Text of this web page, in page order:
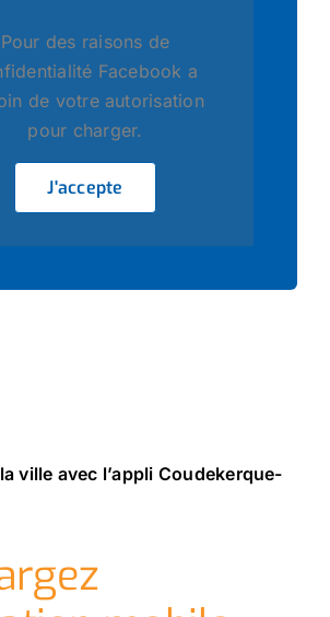
Pour des raisons de
Facebook a
de votre autorisation
pour charger.
J'accepte
ville avec l’appli Coudekerque-